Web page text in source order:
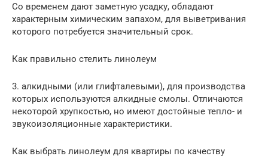
Со временем дают заметную усадку, обладают
характерным химическим запахом, для выветривания
которого потребуется значительный срок.
Как правильно стелить линолеум
3. алкидными (или глифталевыми), для производства
которых используются алкидные смолы. Отличаются
некоторой хрупкостью, но имеют достойные тепло- и
звукоизоляционные характеристики.
Как выбрать линолеум для квартиры по качеству